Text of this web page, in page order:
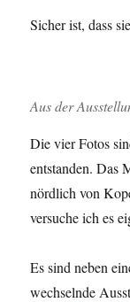
Sicher ist, dass
Aus der
Die vier Fotos
entstanden. Das
nördlich von
versuche ich es
Es sind neben
wechselnde